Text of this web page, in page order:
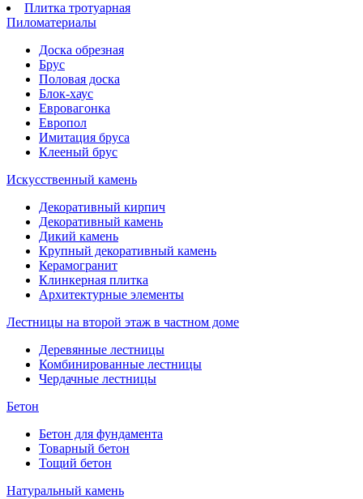
Плитка тротуарная
Пиломатериалы
Доска обрезная
Брус
Половая доска
Блок-хаус
Евровагонка
Европол
Имитация бруса
Клееный брус
Искусственный камень
Декоративный кирпич
Декоративный камень
Дикий камень
Крупный декоративный камень
Керамогранит
Клинкерная плитка
Архитектурные элементы
Лестницы на второй этаж в частном доме
Деревянные лестницы
Комбинированные лестницы
Чердачные лестницы
Бетон
Бетон для фундамента
Товарный бетон
Тощий бетон
Натуральный камень